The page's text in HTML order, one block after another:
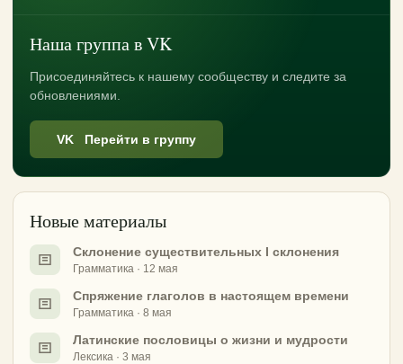
Наша группа в VK
Присоединяйтесь к нашему сообществу и следите за
обновлениями.
VK Перейти в группу
Новые материалы
Склонение существительных I склонения
Грамматика · 12 мая
Спряжение глаголов в настоящем времени
Грамматика · 8 мая
Латинские пословицы о жизни и мудрости
Лексика · 3 мая